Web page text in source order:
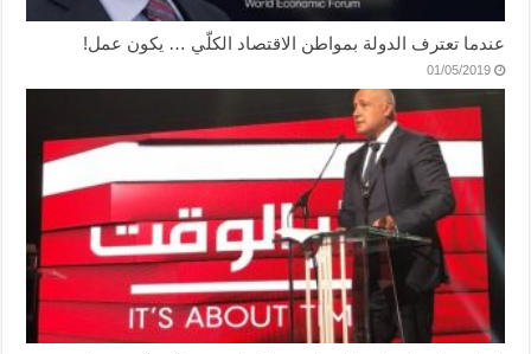
عندما تعترف الدولة بمواطن الاقتصاد الكلّي … يكون عمل!
01/05/2019